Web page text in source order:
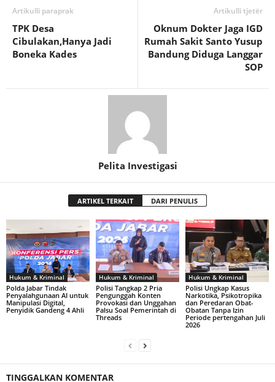
Artikulli paraprak
TPK Desa
Cibulakan,Hanya Jadi
Boneka Kades
Artikulli tjetër
Oknum Dokter Jaga IGD
Rumah Sakit Santo Yusup
Bandung Diduga Langgar
SOP
Pelita Investigasi
ARTIKEL TERKAIT DARI PENULIS
Hukum & Kriminal
Polda Jabar Tindak
Penyalahgunaan AI untuk
Manipulasi Digital,
Penyidik Gandeng 4 Ahli
Hukum & Kriminal
Polisi Tangkap 2 Pria
Pengunggah Konten
Provokasi dan Unggahan
Palsu Soal Pemerintah di
Threads
Hukum & Kriminal
Polisi Ungkap Kasus
Narkotika, Psikotropika
dan Peredaran Obat-
Obatan Tanpa Izin
Periode pertengahan Juli
2026
TINGGALKAN KOMENTAR